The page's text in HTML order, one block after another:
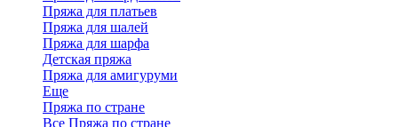
Пряжа для платьев
Пряжа для шалей
Пряжа для шарфа
Детская пряжа
Пряжа для амигуруми
Еще
Пряжа по стране
Все Пряжа по стране